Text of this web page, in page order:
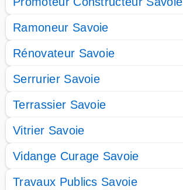
Ramoneur Savoie
Rénovateur Savoie
Serrurier Savoie
Terrassier Savoie
Vitrier Savoie
Vidange Curage Savoie
Travaux Publics Savoie